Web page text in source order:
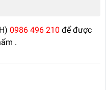
0986 496 210 để được
.